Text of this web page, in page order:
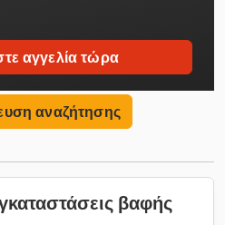
εγκατασταθεί, αλλά δεν τέθηκε
αγγελία τώρα
αναζήτησης
βαφής